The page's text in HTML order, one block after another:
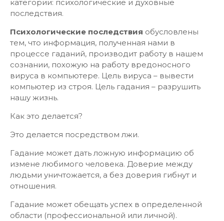
категории: психологические и духовные
последствия.
Психологические последствия обусловлены
тем, что информация, полученная нами в
процессе гаданий, производит работу в нашем
сознании, похожую на работу вредоносного
вируса в компьютере. Цель вируса – вывести
компьютер из строя. Цель гадания – разрушить
нашу жизнь.
Как это делается?
Это делается посредством лжи.
Гадание может дать ложную информацию об
измене любимого человека. Доверие между
людьми уничтожается, а без доверия гибнут и
отношения.
Гадание может обещать успех в определенной
области (профессиональной или личной).